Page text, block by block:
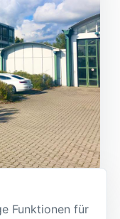
Funktionen für